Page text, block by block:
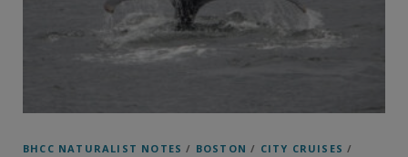
BHCC NATURALIST NOTES / BOSTON / CITY CRUISES /